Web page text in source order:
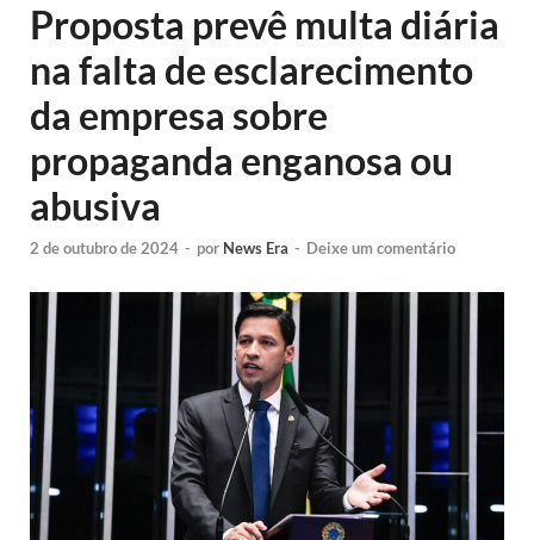
Proposta prevê multa diária
na falta de esclarecimento
da empresa sobre
propaganda enganosa ou
abusiva
2 de outubro de 2024 - por News Era - Deixe um comentário